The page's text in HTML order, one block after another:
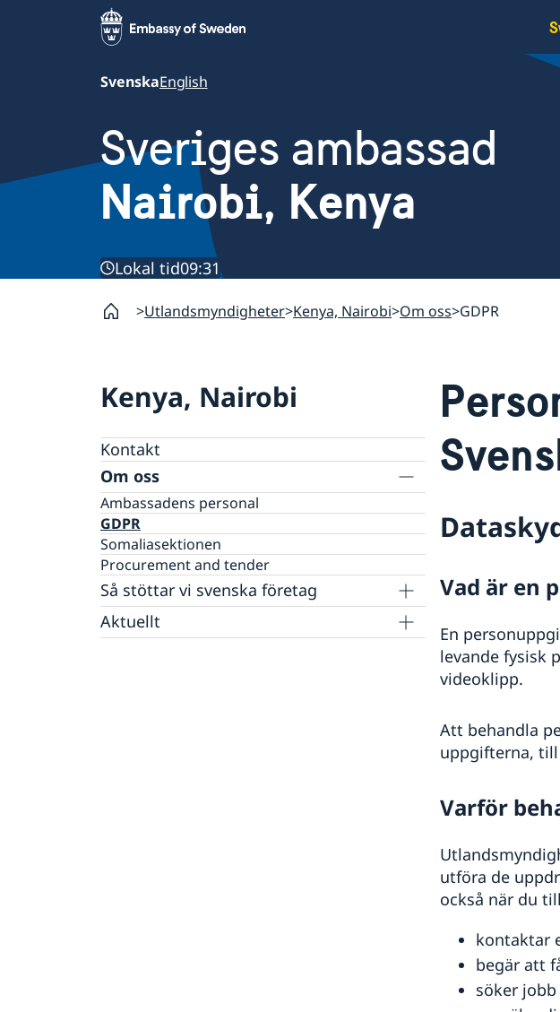
SvenskaEnglish
Sveriges ambassad
Nairobi, Kenya
Lokal tid09:31
Utlandsmyndigheter Kenya, Nairobi Om oss GDPR
Kenya, Nairobi
Kontakt
Om oss
Ambassadens personal
GDPR
Somaliasektionen
Procurement and tender
Så stöttar vi svenska företag
Vi är en resurs för svenska företag
Team Sweden
Aktuellt
Vad är en
En
levande fysisk
videoklipp.
Att behandla
uppgifterna,
Varför
utföra de
också när du
kontaktar
begär att
söker jobb